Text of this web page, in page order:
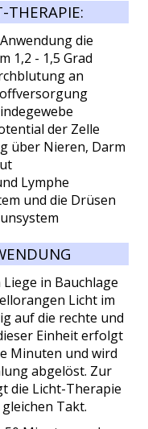
THERAPIE:
die
1,2 - 1,5 Grad
an
der Zelle
über Nieren, Darm
Lymphe
und die Drüsen
in Bauchlage
Licht im
auf die rechte und
Einheit erfolgt
Minuten und wird
abgelöst. Zur
die Licht-Therapie
Takt.